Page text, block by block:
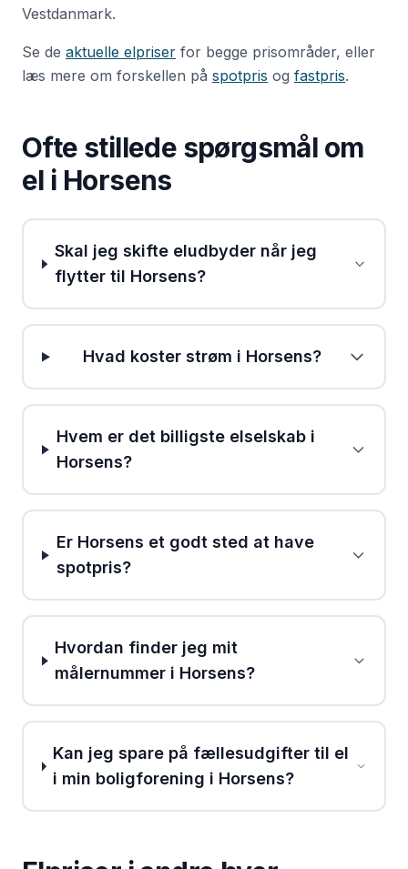
Vestdanmark.
Se de aktuelle elpriser for begge prisområder, eller
læs mere om forskellen på spotpris og fastpris.
Ofte stillede spørgsmål om
el i Horsens
Skal jeg skifte eludbyder når jeg
flytter til Horsens?
Hvad koster strøm i Horsens?
Hvem er det billigste elselskab i
Horsens?
Er Horsens et godt sted at have
spotpris?
Hvordan finder jeg mit
målernummer i Horsens?
Kan jeg spare på fællesudgifter til el
i min boligforening i Horsens?